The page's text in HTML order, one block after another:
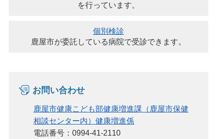
を行っています。
個別検診
鹿屋市が委託している病院で受診できます。
お問い合わせ
鹿屋市健康こども部健康増進課（鹿屋市保健
相談センター内）健康増進係
電話番号：0994-41-2110